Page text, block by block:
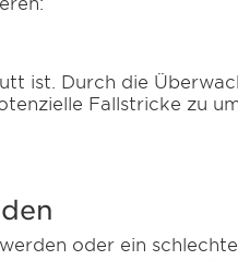
ist. Durch die
Fallstricke zu
oder ein